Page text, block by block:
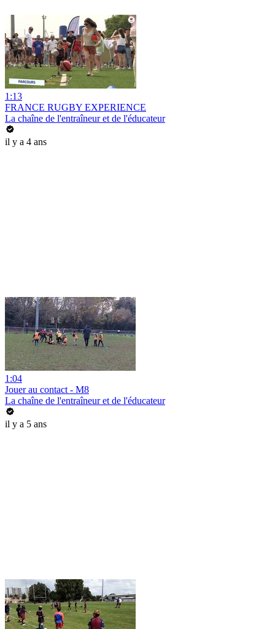
1:13
FRANCE RUGBY EXPERIENCE
La chaîne de l'entraîneur et de l'éducateur
il y a 4 ans
1:04
Jouer au contact - M8
La chaîne de l'entraîneur et de l'éducateur
il y a 5 ans